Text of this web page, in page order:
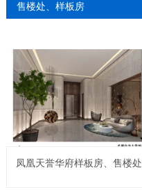
售楼处、样板房
凤凰天誉华府样板房、售楼处